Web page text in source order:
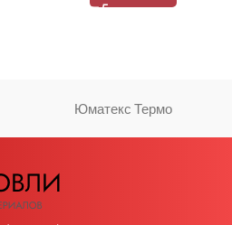
Юматекс Термо